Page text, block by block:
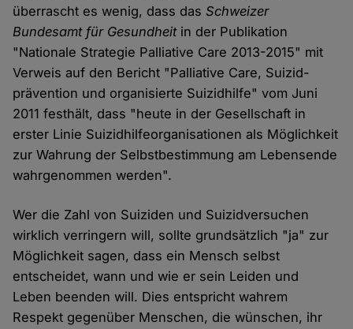
überrascht es wenig, dass dasSchweizer
Bundesamt für Gesundheitin der Publikation
"Nationale Strategie Palliative Care 2013-2015" mit
Verweis auf den Bericht "Palliative Care, Suizid-
prävention und organisierte Suizidhilfe" vom Juni
2011 festhält, dass "heute in der Gesellschaft in
erster Linie Suizidhilfeorganisationen als Möglichkeit
zur Wahrung der Selbstbestimmung am Lebensende
wahrgenommen werden".
Wer die Zahl von Suiziden und Suizidversuchen
wirklich verringern will, sollte grundsätzlich "ja" zur
Möglichkeit sagen, dass ein Mensch selbst
entscheidet, wann und wie er sein Leiden und
Leben beenden will. Dies entspricht wahrem
Respekt gegenüber Menschen, die wünschen, ihr